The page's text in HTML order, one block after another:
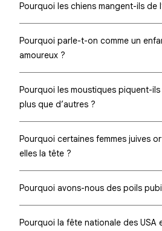
Pourquoi les chiens mangent-ils de
Pourquoi parle-t-on comme un
amoureux ?
Pourquoi les moustiques piquent-
plus que d’autres ?
Pourquoi certaines femmes juives
elles la tête ?
Pourquoi avons-nous des poils
Pourquoi la fête nationale des USA